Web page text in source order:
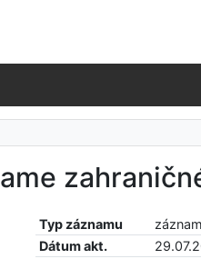
Typ záznamu
Dátum akt.